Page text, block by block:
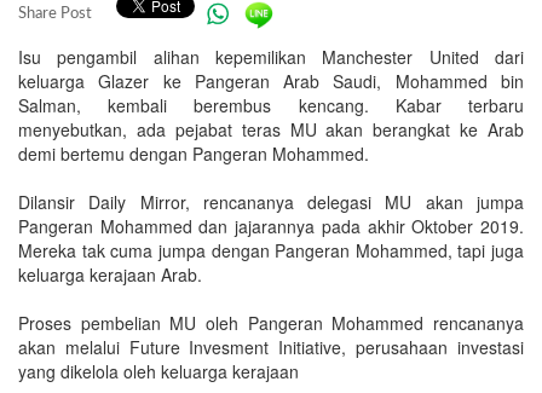
Share Post
Isu pengambil alihan kepemilikan Manchester United dari
keluarga Glazer ke Pangeran Arab Saudi, Mohammed bin
Salman, kembali berembus kencang. Kabar terbaru
menyebutkan, ada pejabat teras MU akan berangkat ke Arab
demi bertemu dengan Pangeran Mohammed.
Dilansir Daily Mirror, rencananya delegasi MU akan jumpa
Pangeran Mohammed dan jajarannya pada akhir Oktober 2019.
Mereka tak cuma jumpa dengan Pangeran Mohammed, tapi juga
keluarga kerajaan Arab.
Proses pembelian MU oleh Pangeran Mohammed rencananya
akan melalui Future Invesment Initiative, perusahaan investasi
yang dikelola oleh keluarga kerajaan